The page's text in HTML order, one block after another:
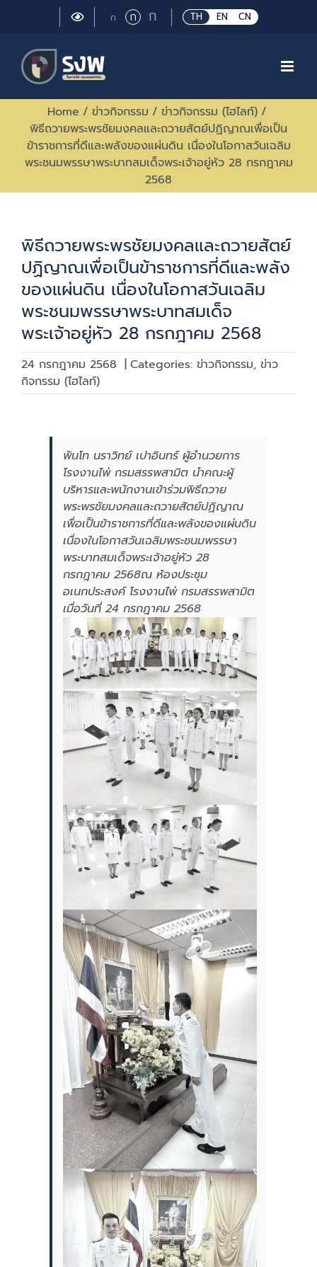
TH EN CN
กSmall
กRegular
font
ก Large
font
Home / ข่าวกิจกรรม / ข่าวกิจกรรม (ไฮไลท์) /
พิธีถวายพระพรชัยมงคลและถวายสัตย์ปฏิญาณเพื่อเป็น
ข้าราชการที่ดีและพลังของแผ่นดิน เนื่องในโอกาสวันเฉลิม
พระชนมพรรษาพระบาทสมเด็จพระเจ้าอยู่หัว 28 กรกฎาคม
2568
พิธีถวายพระพรชัยมงคลและถวายสัตย์
ปฏิญาณเพื่อเป็นข้าราชการที่ดีและพลัง
ของแผ่นดิน เนื่องในโอกาสวันเฉลิม
พระชนมพรรษาพระบาทสมเด็จ
พระเจ้าอยู่หัว 28 กรกฎาคม 2568
24 กรกฎาคม 2568 | Categories: ข่าวกิจกรรม, ข่าว
กิจกรรม (ไฮไลท์)
พันโท นราวิทย์ เปาอินทร์ ผู้อำนวยการ
โรงงานไพ่ กรมสรรพสามิต นำคณะผู้
บริหารและพนักงานเข้าร่วมพิธีถวาย
พระพรชัยมงคลและถวายสัตย์ปฏิญาณ
เพื่อเป็นข้าราชการที่ดีและพลังของแผ่นดิน
เนื่องในโอกาสวันเฉลิมพระชนมพรรษา
พระบาทสมเด็จพระเจ้าอยู่หัว 28
กรกฎาคม 2568ณ ห้องประชุม
อเนกประสงค์ โรงงานไพ่ กรมสรรพสามิต
เมื่อวันที่ 24 กรกฎาคม 2568